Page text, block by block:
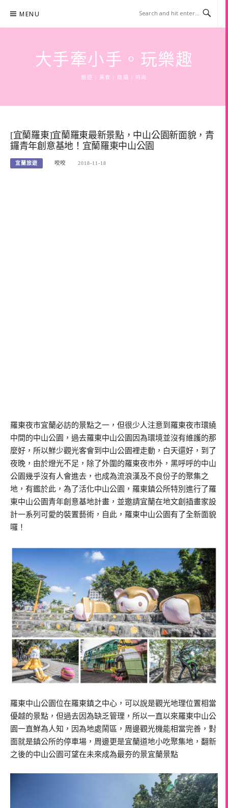
content
MENU
大手牽小手。玩樂趣
旅遊 | 美食 | 商攝 | 時尚
[宜蘭羅東]宜蘭羅東最新景點，中山公園新面貌，青
鑼青年創意基地！宜蘭羅東中山公園
宜蘭旅遊 咬咬 2018-11-18
羅東夜市宜蘭必訪的景點之一，但很少人注意到羅東夜市環繞
中間的中山公園，過去羅東中山公園因為環境並沒有維護的那
麼好，所以鮮少觀光客會到中山公園裡走動，白天還好，到了
夜晚，由於燈光不足，除了外圍的羅東夜市外，黑呼呼的中山
公園幾乎沒有人會進去，也成為流浪漢及不良份子的聚集之
地，有鑑於此，為了活化中山公園，羅東鎮公所特別進行了羅
東中山公園青年創意基地計畫，並邀請宜蘭在地文創插畫家設
計一系列可愛的裝置藝術，自此，羅東中山公園有了全新面貌
囉！
羅東中山公園位在羅東鎮之中心，可以說是觀光地理位置相當
優越的景點，但過去因為缺乏管理，所以一直以來羅東中山公
園一直鮮為人知，因為地處鬧區，周邊觀光機能相當完善，對
面就是鎮公所的停車場，周邊更是宜蘭道地小吃聚集地，翻新
之後的中山公園可望在未來成為最夯的景宜蘭景點